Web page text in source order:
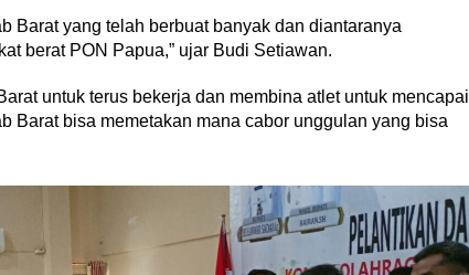
Barat yang telah berbuat banyak dan diantaranya
berat PON Papua,” ujar Budi Setiawan.
untuk terus bekerja dan membina atlet untuk mencapai
Barat bisa memetakan mana cabor unggulan yang bisa